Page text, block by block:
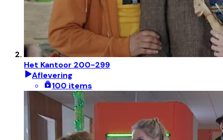
Het Kantoor 200-299
Aflevering
100 items